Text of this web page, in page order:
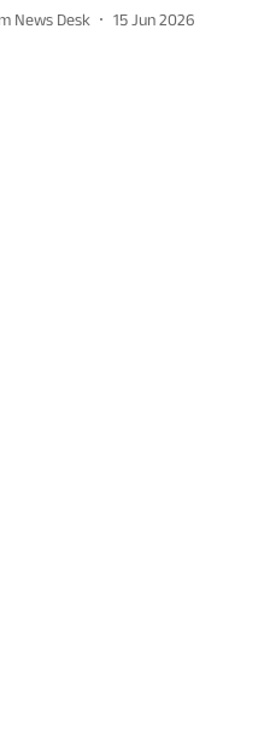
News Desk 15 Jun 2026